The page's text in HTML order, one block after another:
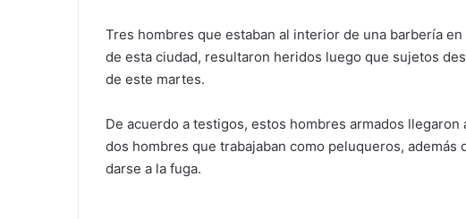
Tres hombres que estaban al interior de una barbería
de esta ciudad, resultaron heridos luego que sujetos
de este martes.
De acuerdo a testigos, estos hombres armados
dos hombres que trabajaban como peluqueros,
darse a la fuga.